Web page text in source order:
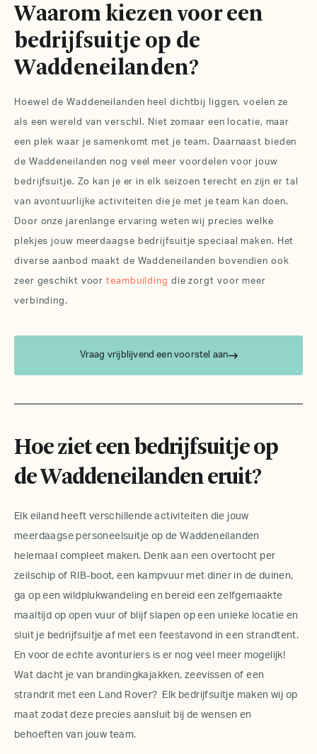
Waarom kiezen voor een
bedrijfsuitje op de
Waddeneilanden?
Hoewel de Waddeneilanden heel dichtbij liggen, voelen ze
als een wereld van verschil. Niet zomaar een locatie, maar
een plek waar je samenkomt met je team. Daarnaast bieden
de Waddeneilanden nog veel meer voordelen voor jouw
bedrijfsuitje. Zo kan je er in elk seizoen terecht en zijn er tal
van avontuurlijke activiteiten die je met je team kan doen.
Door onze jarenlange ervaring weten wij precies welke
plekjes jouw meerdaagse bedrijfsuitje speciaal maken. Het
diverse aanbod maakt de Waddeneilanden bovendien ook
zeer geschikt voorteambuilding die zorgt voor meer
verbinding.
Vraag vrijblijvend een voorstel aan
Hoe ziet een bedrijfsuitje op
de Waddeneilanden eruit?
Elk eiland heeft verschillende activiteiten die jouw
meerdaagse personeelsuitje op de Waddeneilanden
helemaal compleet maken. Denk aan een overtocht per
zeilschip of RIB-boot, een kampvuur met diner in de duinen,
ga op een wildplukwandeling en bereid een zelfgemaakte
maaltijd op open vuur of blijf slapen op een unieke locatie en
sluit je bedrijfsuitje af met een feestavond in een strandtent.
En voor de echte avonturiers is er nog veel meer mogelijk!
Wat dacht je van brandingkajakken, zeevissen of een
strandrit met een Land Rover? Elk bedrijfsuitje maken wij op
maat zodat deze precies aansluit bij de wensen en
behoeften van jouw team.